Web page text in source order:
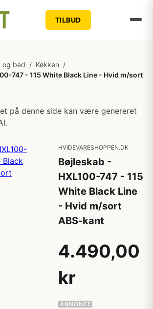
TILBUD
og bad / Køkken /
747 - 115 White Black Line - Hvid m/sort
på denne side kan være genereret
HVIDEVARESHOPPEN.DK
Bøjleskab -
HXL100-747 - 115
White Black Line
- Hvid m/sort
ABS-kant
4.490,00
kr